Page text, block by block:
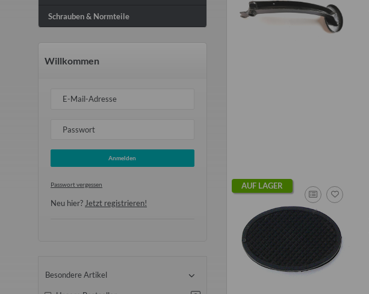
AUF LAGER
Schrauben & Normteile
Willkommen
E-Mail-Adresse
Passwort
Anmelden
Passwort vergessen
Neu hier? Jetzt registrieren!
Besondere Artikel